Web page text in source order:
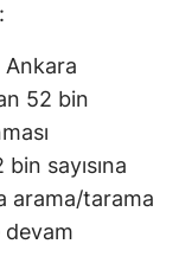
Ankara
52 bin
sayısına
arama/tarama
devam